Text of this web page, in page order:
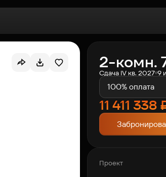
2-комн.
Сдача IV кв. 2027 9
100% оплата
11 411 338
Проект